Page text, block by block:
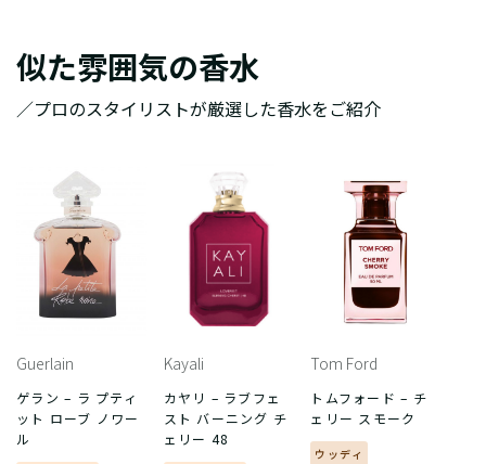
似た雰囲気の香水
／プロのスタイリストが厳選した香水をご紹介
Guerlain
ゲラン – ラ プティ
ット ローブ ノワー
ル
Kayali
カヤリ – ラブフェ
スト バーニング チ
ェリー 48
Tom Ford
トムフォード – チ
ェリー スモーク
ウッディ